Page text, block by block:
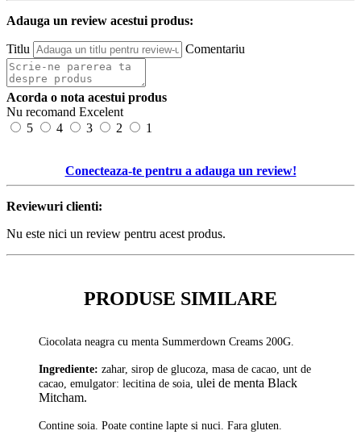
Adauga un review acestui produs:
Titlu Comentariu
Acorda o nota acestui produs
Nu recomand Excelent
5
4 3 2 1
Conecteaza-te pentru a adauga un review!
Reviewuri clienti:
Nu este nici un review pentru acest produs.
PRODUSE SIMILARE
Ciocolata neagra cu menta Summerdown Creams 200G.
Ingrediente: zahar, sirop de glucoza, masa de cacao, unt de
cacao, emulgator: lecitina de soia, ulei de menta Black
Mitcham.
Contine soia. Poate contine lapte si nuci. Fara gluten.